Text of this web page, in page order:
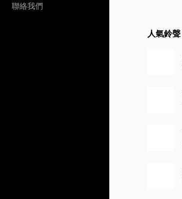
聯絡我們
人氣鈴聲